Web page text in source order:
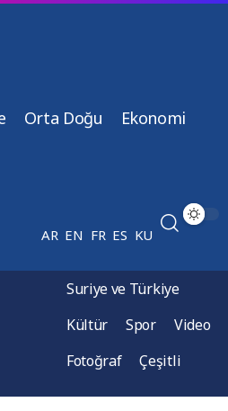
Orta Doğu Ekonomi
AR EN FR ES KU
Suriye ve Türkiye
Kültür
Spor
Video
Fotoğraf
Çeşitli